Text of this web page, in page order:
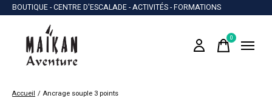
BOUTIQUE - CENTRE D'ESCALADE - ACTIVITÉS - FORMATIONS
0items
Accueil / Ancrage souple 3 points